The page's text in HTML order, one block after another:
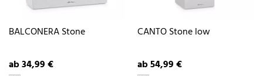
BALCONERA Stone
ab 34,99 €
CANTO Stone low
ab 54,99 €